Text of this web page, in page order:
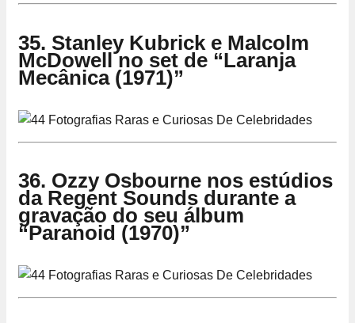
35. Stanley Kubrick e Malcolm
McDowell no set de “Laranja
Mecânica (1971)”
36. Ozzy Osbourne nos estúdios
da Regent Sounds durante a
gravação do seu álbum
“Paranoid (1970)”